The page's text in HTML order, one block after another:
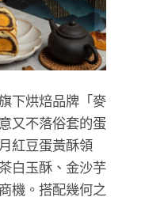
下烘焙品牌「麥
又不落俗套的蛋
紅豆蛋黃酥領
白玉酥、金沙芋
機。搭配幾何之